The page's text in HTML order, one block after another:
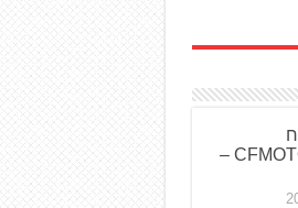
ל־CFMOTO 800MT-X –